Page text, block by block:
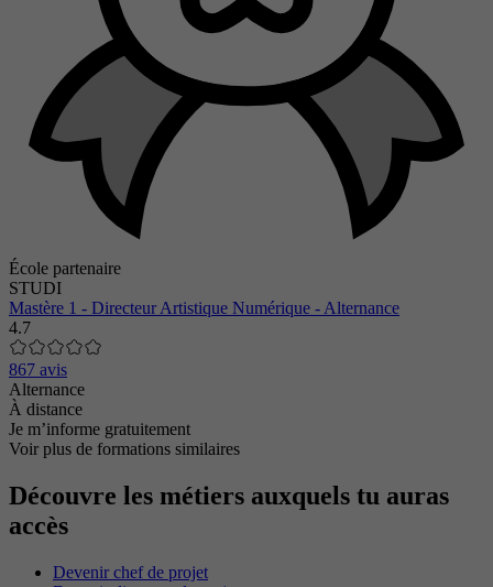
École partenaire
STUDI
Mastère 1 - Directeur Artistique Numérique - Alternance
4.7
867 avis
Alternance
À distance
Je m’informe gratuitement
Voir plus de formations similaires
Découvre les métiers auxquels tu auras
accès
Devenir chef de projet